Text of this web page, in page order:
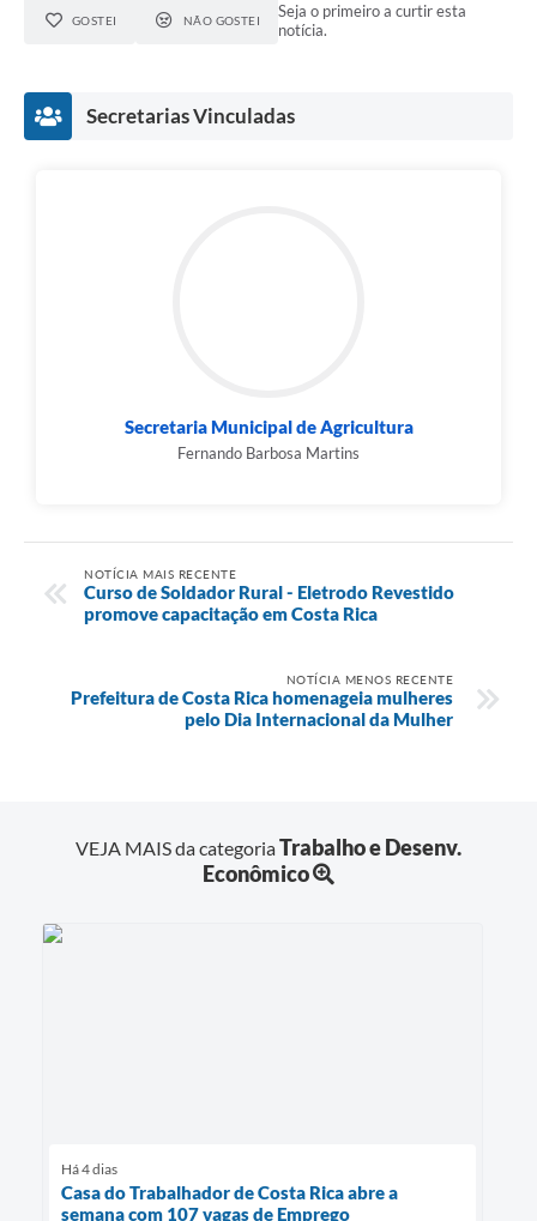
GOSTEI NÃO GOSTEI
Seja o primeiro a curtir esta
notícia.
Secretarias Vinculadas
Secretaria Municipal de Agricultura
Fernando Barbosa Martins
NOTÍCIA MAIS RECENTE
Curso de Soldador Rural - Eletrodo Revestido
promove capacitação em Costa Rica
NOTÍCIA MENOS RECENTE
Prefeitura de Costa Rica homenageia mulheres
pelo Dia Internacional da Mulher
VEJA MAIS da categoriaTrabalho e Desenv.
Econômico
Há 4 dias
Casa do Trabalhador de Costa Rica abre a
semana com 107 vagas de Emprego